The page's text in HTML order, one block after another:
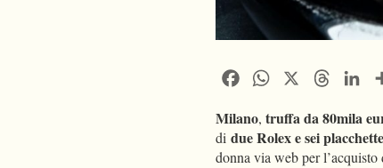
FacebookWhatsApp Threads
Milano, truffa da 80mila
di due Rolex e sei
donna via web per